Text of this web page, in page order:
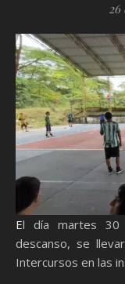
26
El día martes 30 de septiembre, desde el segundo
descanso, se
Intercursos en las